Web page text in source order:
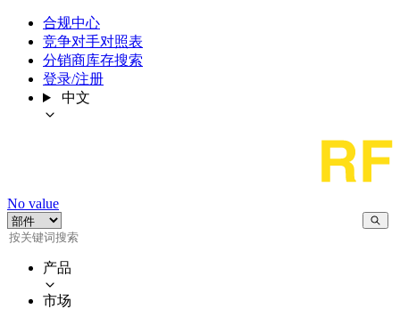
合规中心
竞争对手对照表
分销商库存搜索
登录/注册
中文
No value
产品
市场